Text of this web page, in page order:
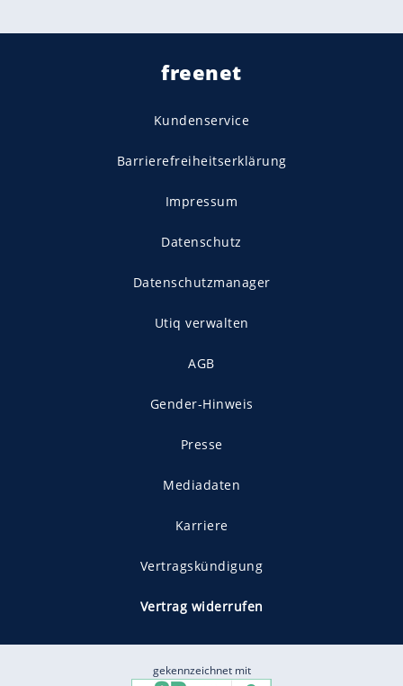
freenet
Kundenservice
Barrierefreiheitserklärung
Impressum
Datenschutz
Datenschutzmanager
Utiq verwalten
AGB
Gender-Hinweis
Presse
Mediadaten
Karriere
Vertragskündigung
Vertrag widerrufen
gekennzeichnet mit